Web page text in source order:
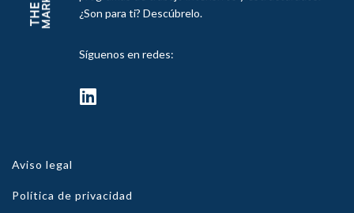
¿Son para ti? Descúbrelo.
Síguenos en redes:
Aviso legal
Política de privacidad